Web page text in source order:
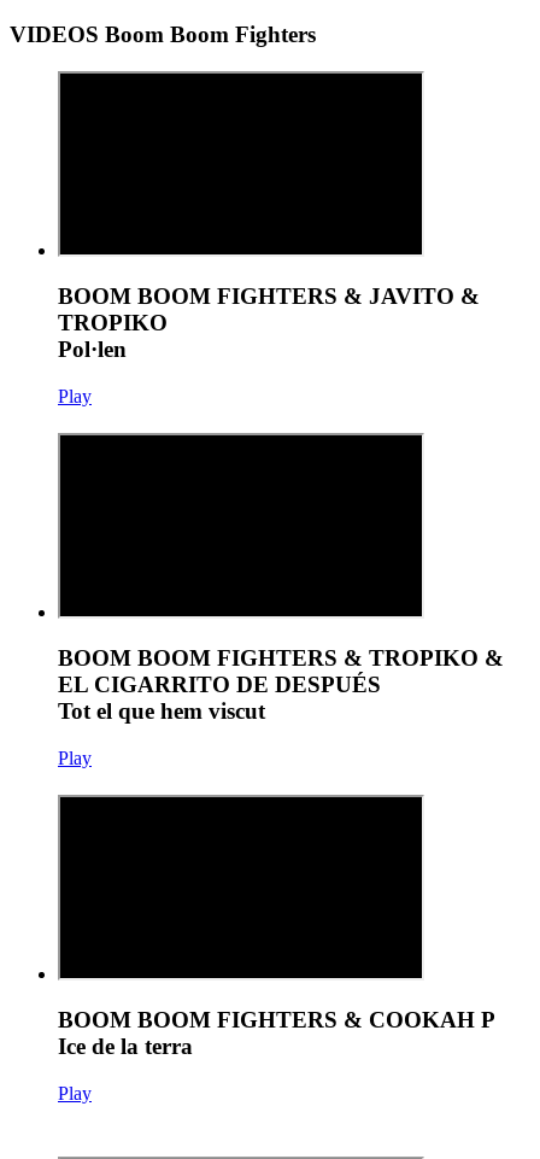
VIDEOS Boom Boom Fighters
BOOM BOOM FIGHTERS & JAVITO &
TROPIKO
Pol·len
Play
BOOM BOOM FIGHTERS & TROPIKO &
EL CIGARRITO DE DESPUÉS
Tot el que hem viscut
Play
BOOM BOOM FIGHTERS & COOKAH P
Ice de la terra
Play